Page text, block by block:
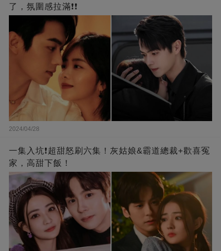
了，氛圍感拉滿❗❗
2024/04/28
一集入坑❗超甜怒刷六集！灰姑娘&霸道總裁+歡喜冤
家，高甜下飯！